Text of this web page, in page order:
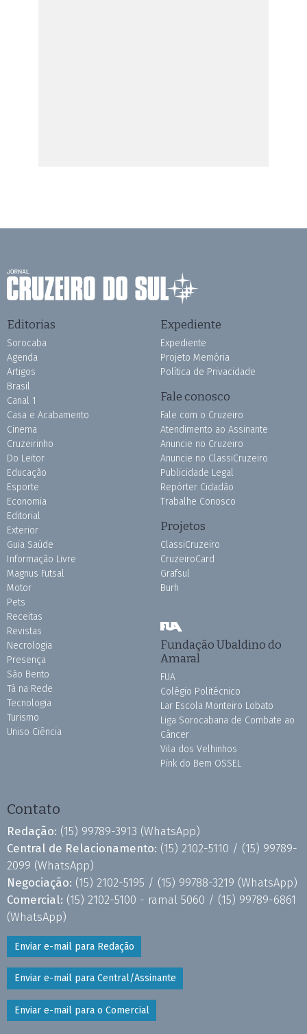
Editorias
Sorocaba
Agenda
Artigos
Brasil
Canal 1
Casa e Acabamento
Cinema
Cruzeirinho
Do Leitor
Educação
Esporte
Economia
Editorial
Exterior
Guia Saúde
Informação Livre
Magnus Futsal
Motor
Pets
Receitas
Revistas
Necrologia
Presença
São Bento
Tá na Rede
Tecnologia
Turismo
Uniso Ciência
Expediente
Expediente
Projeto Memória
Política de Privacidade
Fale conosco
Fale com o Cruzeiro
Atendimento ao Assinante
Anuncie no Cruzeiro
Anuncie no ClassiCruzeiro
Publicidade Legal
Repórter Cidadão
Trabalhe Conosco
Projetos
ClassiCruzeiro
CruzeiroCard
Grafsul
Burh
Fundação Ubaldino do
Amaral
FUA
Colégio Politécnico
Lar Escola Monteiro Lobato
Liga Sorocabana de Combate ao
Câncer
Vila dos Velhinhos
Pink do Bem OSSEL
Contato
Redação: (15) 99789-3913 (WhatsApp)
Central de Relacionamento: (15) 2102-5110 / (15) 99789-
2099 (WhatsApp)
Negociação: (15) 2102-5195 / (15) 99788-3219 (WhatsApp)
Comercial: (15) 2102-5100 - ramal 5060 / (15) 99789-6861
(WhatsApp)
Enviar e-mail para Redação
Enviar e-mail para Central/Assinante
Enviar e-mail para o Comercial